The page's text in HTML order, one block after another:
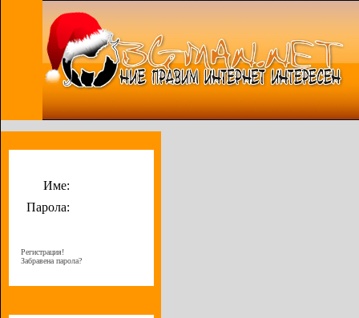
Име:
Парола:
Регистрация!
Забравена парола?